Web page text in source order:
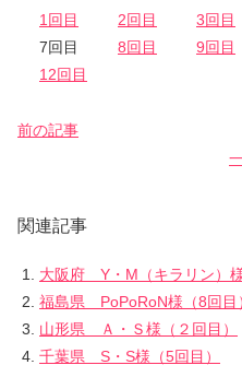
1回目 2回目 3回目
7回目
8回目 9回目
12回目
前の記事
関連記事
大阪府 Y・M（キラリン）様
福島県 PoPoRoN様（8回目
山形県 Ａ・Ｓ様（２回目）
千葉県 S・S様（5回目）